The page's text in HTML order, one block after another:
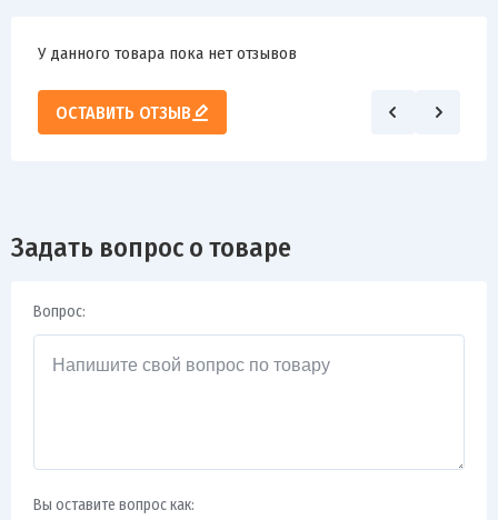
У данного товара пока нет отзывов
ОСТАВИТЬ ОТЗЫВ
Задать вопрос о товаре
Вопрос:
Вы оставите вопрос как: